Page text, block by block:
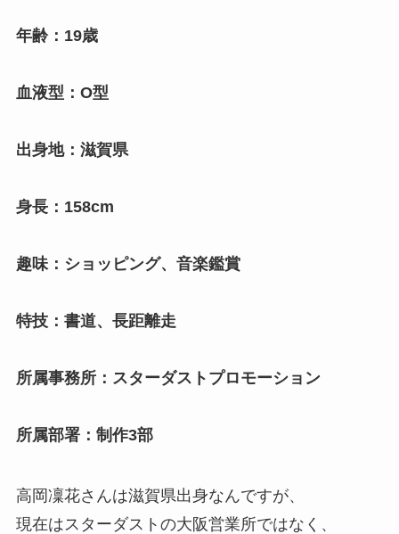
年齢：19歳
血液型：O型
出身地：滋賀県
身長：158cm
趣味：ショッピング、音楽鑑賞
特技：書道、長距離走
所属事務所：スターダストプロモーション
所属部署：制作3部
高岡凜花さんは滋賀県出身なんですが、
現在はスターダストの大阪営業所ではなく、